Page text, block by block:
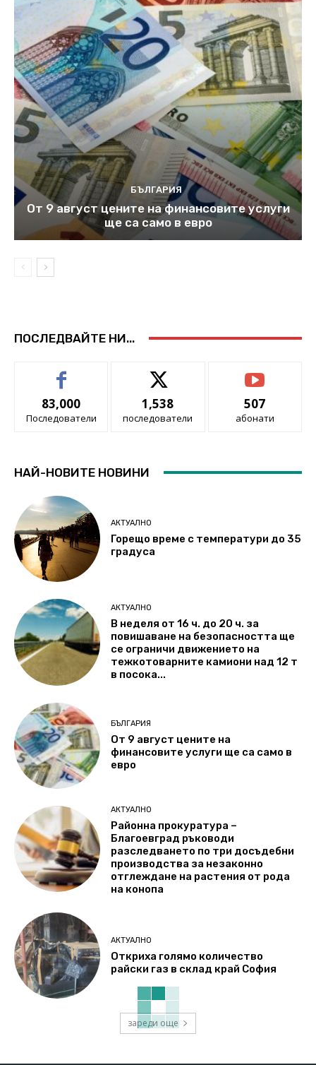
БЪЛГАРИЯ
От 9 август цените на финансовите услуги
ще са само в евро
ПОСЛЕДВАЙТЕ НИ...
83,000
Последователи
1,538
последователи
507
абонати
НАЙ-НОВИТЕ НОВИНИ
АКТУАЛНО
Горещо време с температури до 35
градуса
АКТУАЛНО
В неделя от 16 ч. до 20 ч. за
повишаване на безопасността ще
се ограничи движението на
тежкотоварните камиони над 12 т
в посока...
БЪЛГАРИЯ
От 9 август цените на
финансовите услуги ще са само в
евро
АКТУАЛНО
Районна прокуратура –
Благоевград ръководи
разследването по три досъдебни
производства за незаконно
отглеждане на растения от рода
на конопа
АКТУАЛНО
Откриха голямо количество
райски газ в склад край София
зареди още